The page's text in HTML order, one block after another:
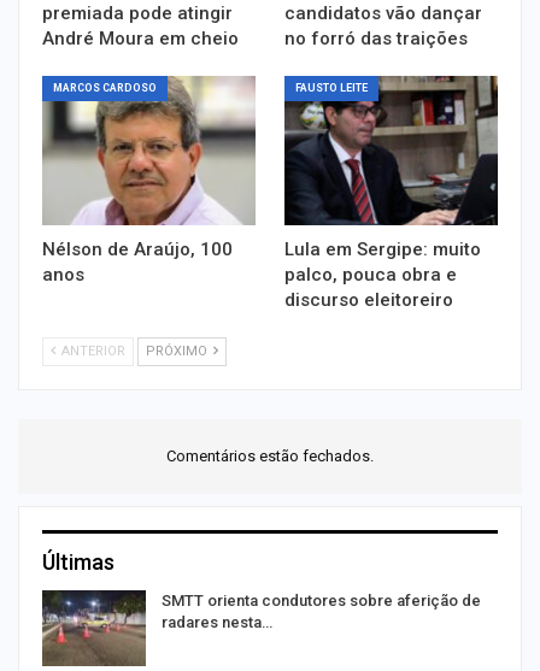
premiada pode atingir
André Moura em cheio
candidatos vão dançar
no forró das traições
MARCOS CARDOSO
Nélson de Araújo, 100
anos
FAUSTO LEITE
Lula em Sergipe: muito
palco, pouca obra e
discurso eleitoreiro
ANTERIOR PRÓXIMO
Comentários estão fechados.
Últimas
SMTT orienta condutores sobre aferição de
radares nesta…